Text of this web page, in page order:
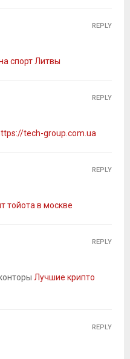
спорт Литвы
REPLY
tech-group.com.ua
REPLY
тойота в москве
REPLY
Лучшие крипто
REPLY
REPLY